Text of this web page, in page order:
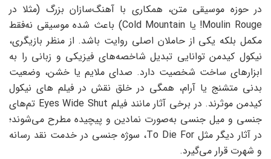
در حوزه موسیقی متن، همکاری با آهنگ‌سازان بزرگ (مثلا در
Moulin Rouge! یا Cold Mountain) باعث شده موسیقی نه‌فقط
مکمل بلکه یکی از حاملان اصلی روایت باشد. از منظر بازیگری،
نیکول کیدمن توانایی تبدیل شاخصه‌های فیزیکی و زبانی را به
ابزارهای ساخت شخصیت دارد. صدای ملایم یا خشن، وضعیت
بدنی متشنج یا آرام، همگی در خلق نقش در فیلم های نیکول
کیدمن موثرند. در برخی آثار مانند فیلم Eyes Wide Shut تم‌های
جنسی و میل جنسی به‌صورت نمادین و پیچیده مطرح می‌شوند؛
در آثار دیگر مثل To Die For، سوژه جنسی در خدمت نقد رسانه
و شهرت قرار می‌گیرد.